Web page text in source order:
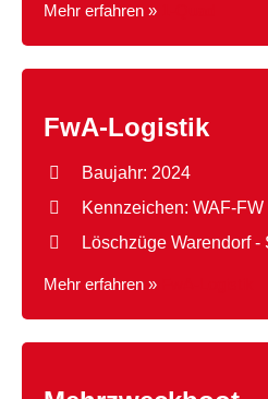
Mehr erfahren »
FwA-Logistik
Baujahr: 2024
Kennzeichen: WAF-FW
Löschzüge Warendorf
Mehr erfahren »